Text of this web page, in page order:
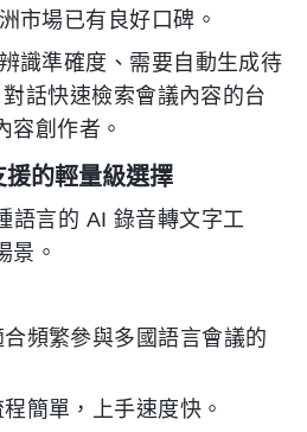
市場已有良好口碑。
識準確度、需要自動生成待
話快速檢索會議內容的台
容創作者。
的輕量級選擇
語言的 AI 錄音轉文字工
景。
合頻繁參與多國語言會議的
簡單，上手速度快。